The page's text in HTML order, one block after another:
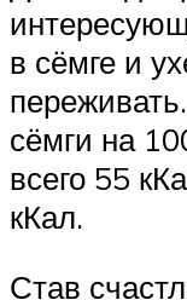
в сёмге и
сёмги на
всего 55
кКал.
Став